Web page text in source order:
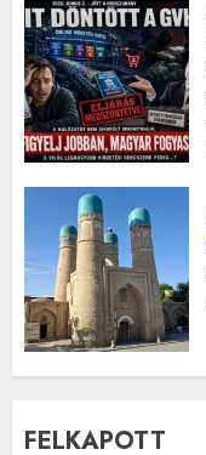
FELKAPOTT